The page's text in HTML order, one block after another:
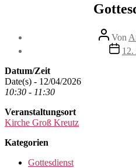
Von
Datum/Zeit
Date(s) - 12/04/2026
10:30 - 11:30
Veranstaltungsort
Kirche Groß Kreutz
Kategorien
Gottesdienst